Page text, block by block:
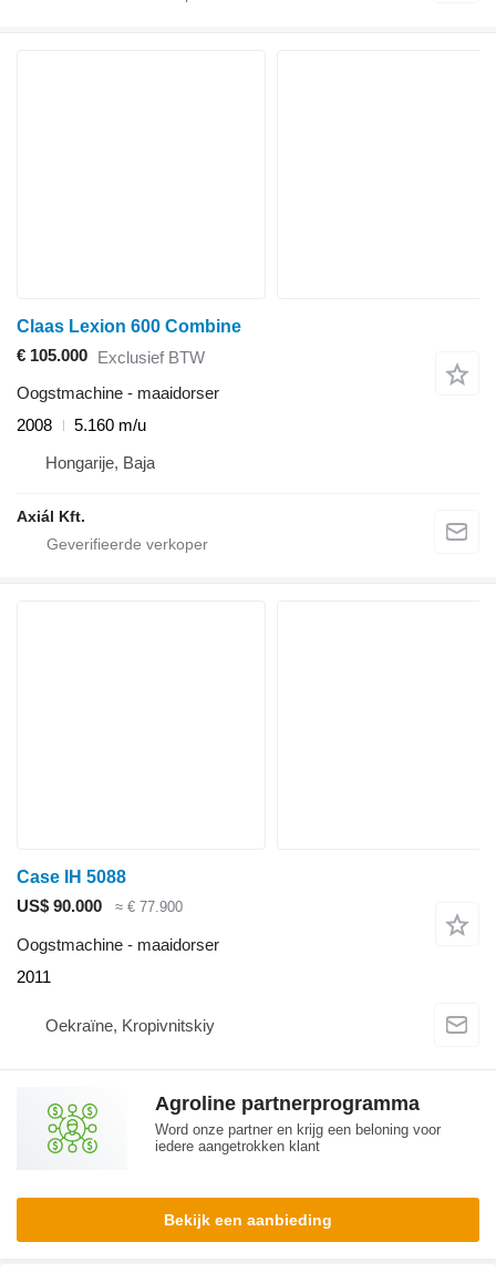
Claas Lexion 600 Combine
€ 105.000 Exclusief BTW
Oogstmachine - maaidorser
2008
5.160 m/u
Hongarije, Baja
Axiál Kft.
Case IH 5088
US$ 90.000
≈ € 77.900
Oogstmachine - maaidorser
2011
Oekraïne, Kropivnitskiy
Agroline partnerprogramma
Word onze partner en krijg een beloning voor
iedere aangetrokken klant
Bekijk een aanbieding